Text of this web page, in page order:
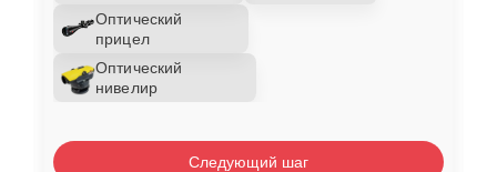
Оптический
прицел
Оптический
нивелир
Следующий шаг